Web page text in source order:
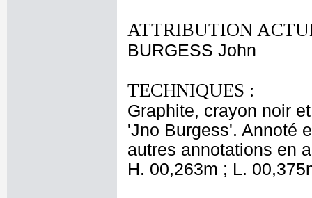
ATTRIBUTION
BURGESS John
TECHNIQUES :
Graphite, crayon noir
'Jno Burgess'. Annoté
autres annotations en
H. 00,263m ; L.